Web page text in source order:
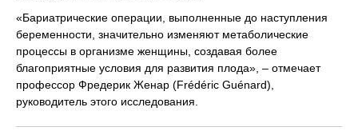
«Бариатрические операции, выполненные до наступления
беременности, значительно изменяют метаболические
процессы в организме женщины, создавая более
благоприятные условия для развития плода», – отмечает
профессор Фредерик Женар (Frédéric Guénard),
руководитель этого исследования.